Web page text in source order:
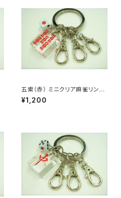
五索（赤） ミニクリア麻雀リング
3連キーホルダー
¥1,200